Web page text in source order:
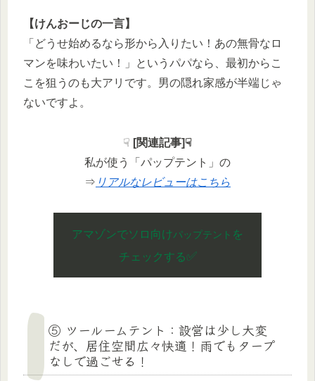
【けんおーじの一言】
「どうせ始めるなら形から入りたい！あの無骨なロ
マンを味わいたい！」というパパなら、最初からこ
こを狙うのも大アリです。男の隠れ家感が半端じゃ
ないですよ。
☟ [関連記事]☟
私が使う「パップテント」の
⇒ リアルなレビューはこちら
アマゾンでソロ向けパップテント を
チェックする✅
⑤ ツールームテント：設営は少し大変
だが、居住空間広々快適！雨でもタープ
なしで過ごせる！